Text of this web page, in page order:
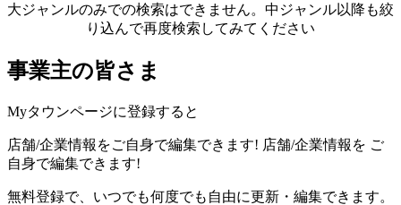
大ジャンルのみでの検索はできません。中ジャンル以降も絞
り込んで再度検索してみてください
事業主の皆さま
Myタウンページに登録すると
店舗/企業情報をご自身で編集できます! 店舗/企業情報を ご
自身で編集できます!
無料登録で、いつでも何度でも自由に更新・編集できます。